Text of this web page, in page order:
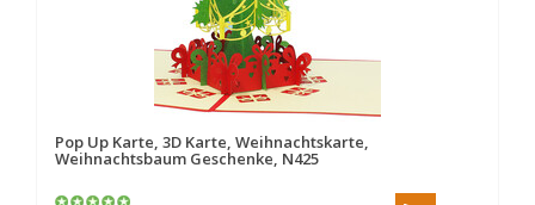
Pop Up Karte, 3D Karte, Weihnachtskarte,
Weihnachtsbaum Geschenke, N425